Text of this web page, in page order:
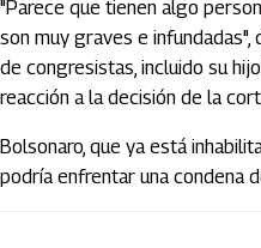
"Parece que tienen algo
son muy graves e
de congresistas, incluido su
reacción a la decisión de la
Bolsonaro, que ya está
podría enfrentar una condena